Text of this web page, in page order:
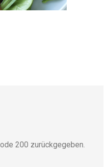
200 zurückgegeben.